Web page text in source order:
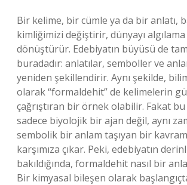
Bir kelime, bir cümle ya da bir anlatı,
kimliğimizi değiştirir, dünyayı
dönüştürür. Edebiyatın büyüsü de
buradadır: anlatılar, semboller ve
yeniden şekillendirir. Aynı şekilde,
olarak “formaldehit” de kelimelerin
çağrıştıran bir örnek olabilir. Fakat bu
sadece biyolojik bir ajan değil, aynı
sembolik bir anlam taşıyan bir
karşımıza çıkar. Peki, edebiyatın
bakıldığında, formaldehit nasıl bir
Bir kimyasal bileşen olarak